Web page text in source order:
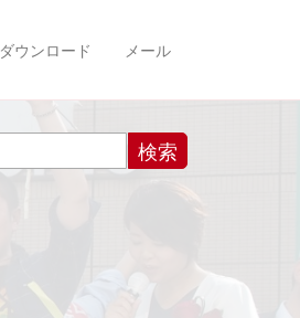
ダウンロード メール